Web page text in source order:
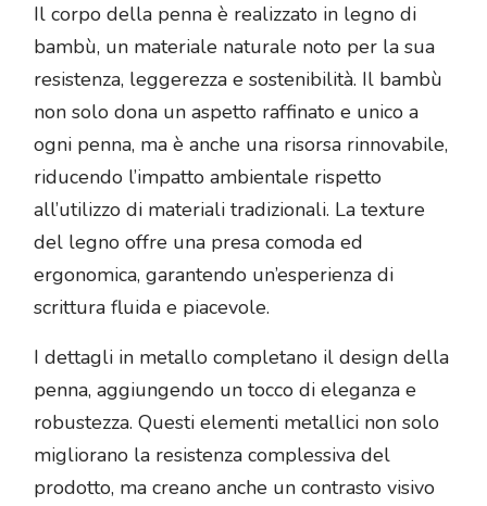
Il corpo della penna è realizzato in legno di
bambù, un materiale naturale noto per la sua
resistenza, leggerezza e sostenibilità. Il bambù
non solo dona un aspetto raffinato e unico a
ogni penna, ma è anche una risorsa rinnovabile,
riducendo l’impatto ambientale rispetto
all’utilizzo di materiali tradizionali. La texture
del legno offre una presa comoda ed
ergonomica, garantendo un’esperienza di
scrittura fluida e piacevole.
I dettagli in metallo completano il design della
penna, aggiungendo un tocco di eleganza e
robustezza. Questi elementi metallici non solo
migliorano la resistenza complessiva del
prodotto, ma creano anche un contrasto visivo